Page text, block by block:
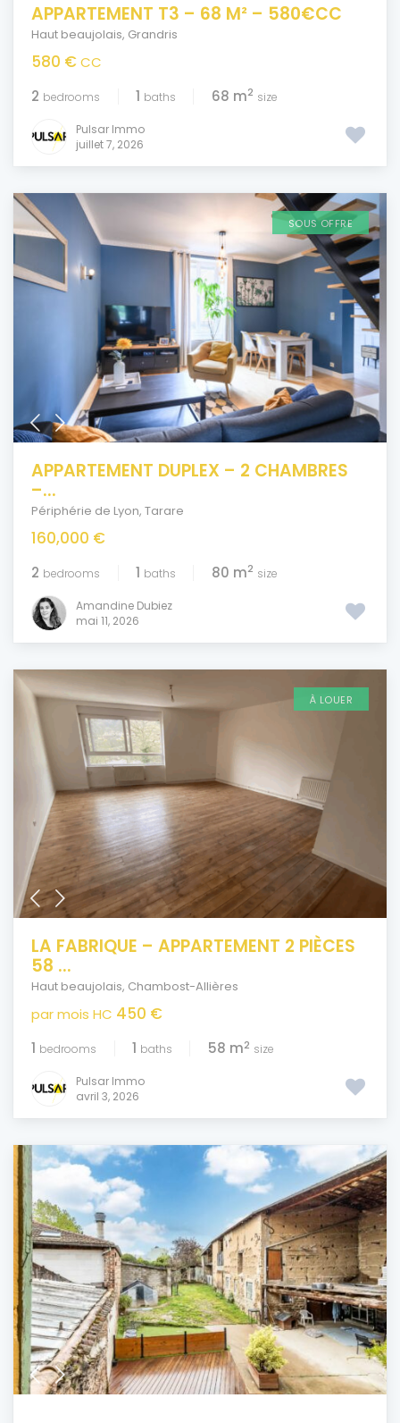
APPARTEMENT T3 – 68 M² – 580€CC
Haut beaujolais, Grandris
580 €CC
2 bedrooms 1 baths 68 m2 size
Pulsar Immo
juillet 7, 2026
SOUS OFFRE
APPARTEMENT DUPLEX – 2 CHAMBRES
–...
Périphérie de Lyon, Tarare
160,000 €
2 bedrooms 1 baths 80 m2 size
Amandine Dubiez
mai 11, 2026
À LOUER
LA FABRIQUE – APPARTEMENT 2 PIÈCES
58 ...
Haut beaujolais, Chambost-Allières
par mois HC 450 €
1 bedrooms 1 baths 58 m2 size
Pulsar Immo
avril 3, 2026